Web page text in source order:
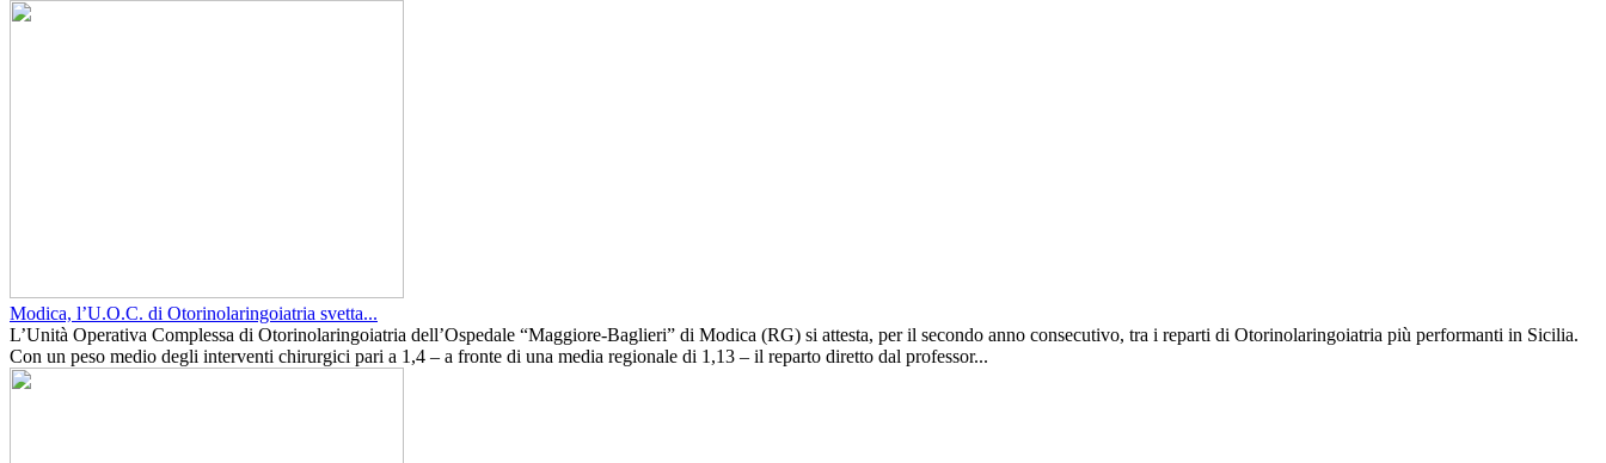
Modica, l’U.O.C. di Otorinolaringoiatria svetta...
L’Unità Operativa Complessa di Otorinolaringoiatria dell’Ospedale “Maggiore-Baglieri” di Modica (RG) si attesta, per il secondo anno consecutivo, tra i reparti di Otorinolaringoiatria più performanti in Sicilia.
Con un peso medio degli interventi chirurgici pari a 1,4 – a fronte di una media regionale di 1,13 – il reparto diretto dal professor...